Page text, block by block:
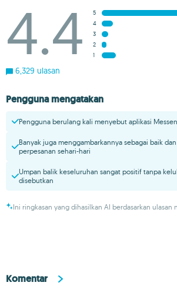
4.4
5
4
3
2
1
6,329 ulasan
Pengguna mengatakan
Pengguna berulang kali menyebut aplikasi
Banyak juga menggambarkannya sebagai baik
perpesanan sehari-hari
Umpan balik keseluruhan sangat positif tanpa
disebutkan
Ini ringkasan yang dihasilkan AI berdasarkan ulasan
Komentar